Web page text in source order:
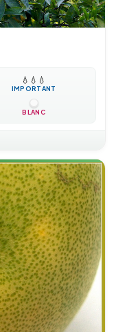
💧 💧 💧
IMPORTANT
BLANC